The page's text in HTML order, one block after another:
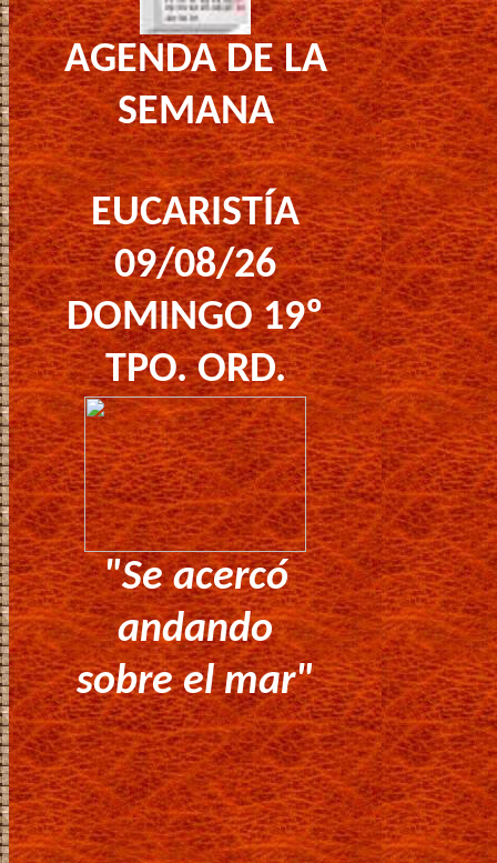
AGENDA DE LA
SEMANA
EUCARISTÍA
09/08/26
DOMINGO 19º
TPO. ORD.
"Se acercó
andando
sobre el mar"